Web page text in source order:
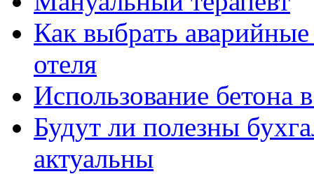
Как выбрать
отеля
Использование бетона
Будут ли полезны
актуальны